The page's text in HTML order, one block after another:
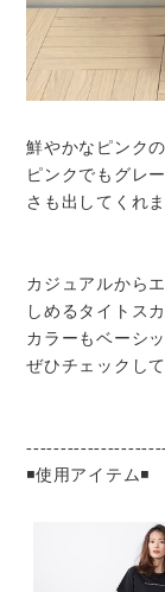
鮮やかなピンク
ピンクでもグレ
さも出してくれ
カジュアルから
しめるタイトス
カラーもベーシ
ぜひチェックし
◾️使用アイテム◾️